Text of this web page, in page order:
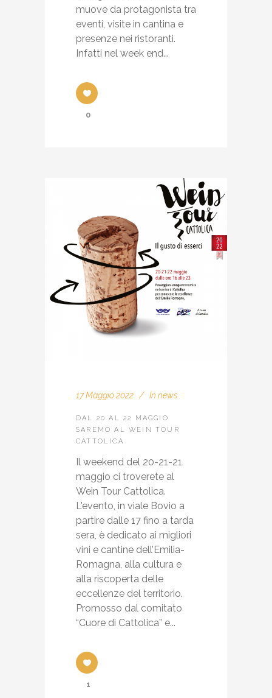
muove da protagonista tra
eventi, visite in cantina e
presenze nei ristoranti.
Infatti nel week end...
0
17 Maggio 2022 In news
DAL 20 AL 22 MAGGIO
SAREMO AL WEIN TOUR
CATTOLICA
Il weekend del 20-21-21
maggio ci troverete al
Wein Tour Cattolica.
L'evento, in viale Bovio a
partire dalle 17 fino a tarda
sera, è dedicato ai migliori
vini e cantine dell’Emilia-
Romagna, alla cultura e
alla riscoperta delle
eccellenze del territorio.
Promosso dal comitato
“Cuore di Cattolica” e...
1